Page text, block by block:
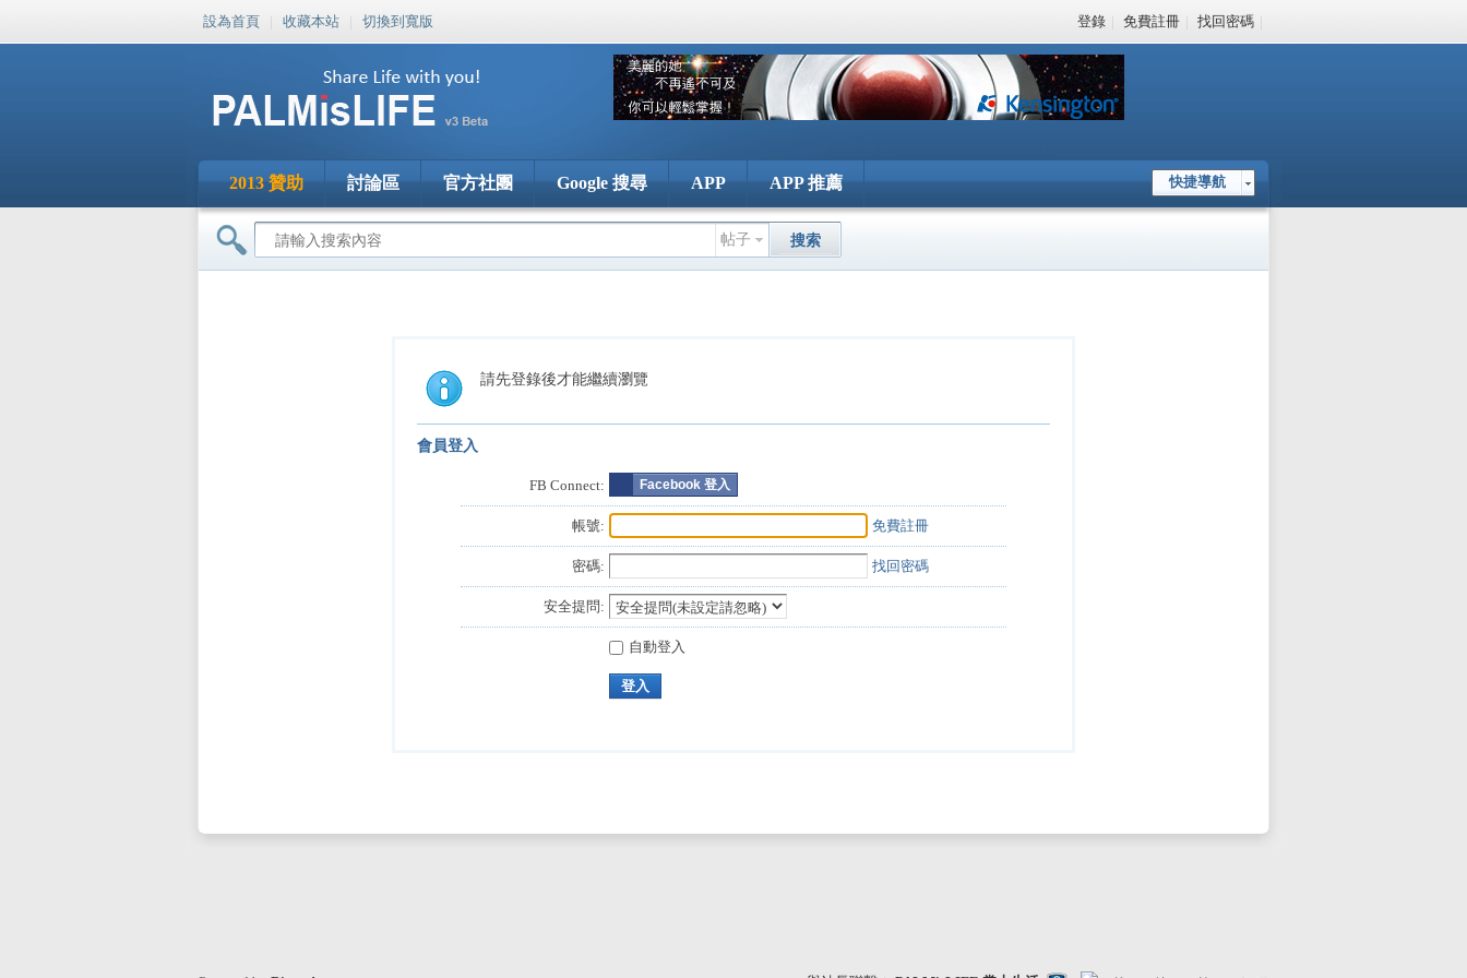
設為首頁 | 收藏本站 | 切換到寬版 登錄 | 免費註冊 | 找回密碼 |
快捷導航
2013 贊助 討論區 官方社團 Google 搜尋 APP APP 推薦
帖子 搜索
請先登錄後才能繼續瀏覽
會員登入
FB Connect: Facebook 登入
帳號: 免費註冊
密碼: 找回密碼
安全提問:
自動登入
登入